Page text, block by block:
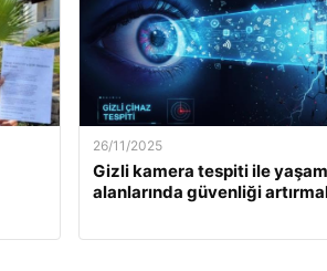
26/11/2025
Gizli kamera tespiti ile yaşam
alanlarında güvenliği